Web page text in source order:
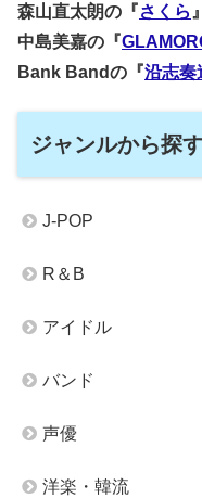
森山直太朗の『さくら 』
中島美嘉の『
Bank Bandの『沿志奏
ジャンルから探
J-POP
R＆B
アイドル
バンド
声優
洋楽・韓流